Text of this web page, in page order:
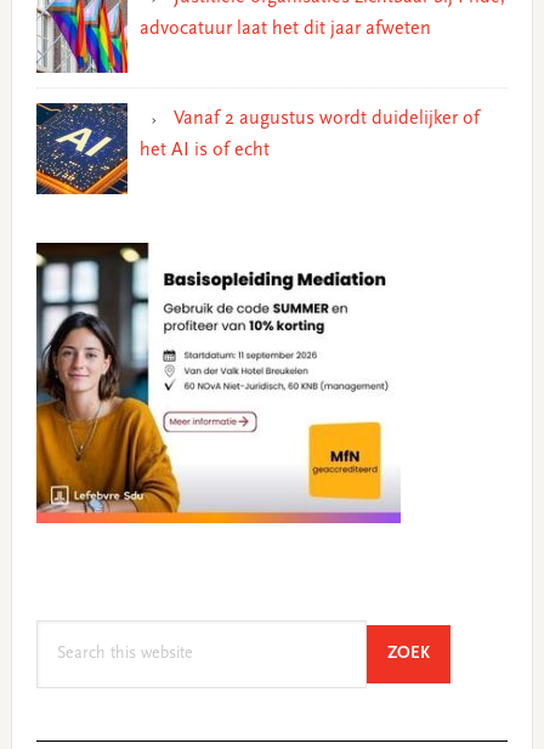
advocatuur laat het dit jaar afweten
Vanaf 2 augustus wordt duidelijker of
het AI is of echt
ZOEKSEARCH